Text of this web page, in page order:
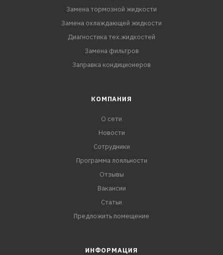
Замена тормозной жидкости
Замена охлаждающей жидкости
Диагностика тех.жидкостей
Замена фильтров
Заправка кондиционеров
КОМПАНИЯ
О сети
Новости
Сотрудники
Программа лояльности
Отзывы
Вакансии
Статьи
Предложить помещение
ИНФОРМАЦИЯ